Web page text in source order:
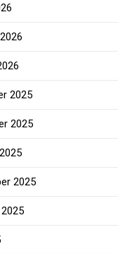
Penataan Pedagang
Peradaban dan
2025
2025
2025